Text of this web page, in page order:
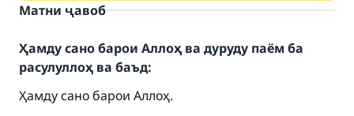
Матни ҷавоб
Ҳамду сано барои Аллоҳ ва дуруду паём ба
расулуллоҳ ва баъд:
Ҳамду сано барои Аллоҳ.